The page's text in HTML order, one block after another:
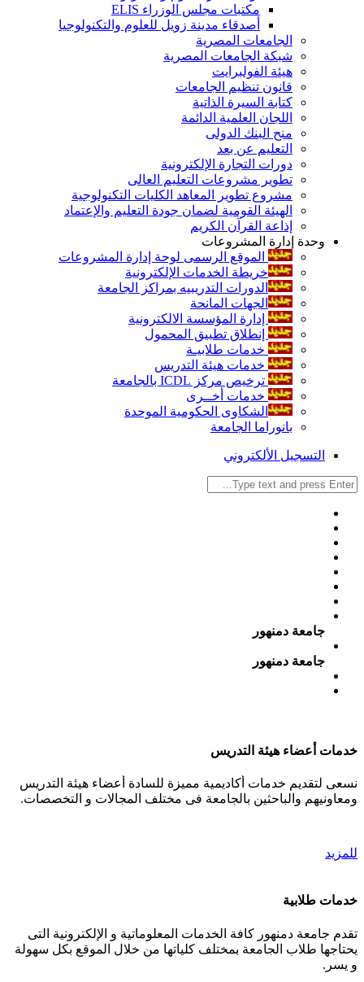
مكتبات مجلس الوزراء ELIS
أصدقاء مدينة زويل للعلوم والتكنولوجيا
الجامعات المصرية
شبكة الجامعات المصرية
هيئة الفولبرايت
قانون تنظيم الجامعات
كتابة السيرة الذاتية
اللجان العلمية الدائمة
منح البنك الدولى
التعليم عن بعد
دورات التجارة الإلكترونية
تطوير مشروعات التعليم العالى
مشروع تطوير المعاهد الكليات التكنولوجية
الهيئة القومية لضمان جودة التعليم والإعتماد
إذاعة القرآن الكريم
وحدة إدارة المشروعات
الموقع الرسمى لوحة إدارة المشروعات
خريطة الخدمات الإلكترونية
الدورات التدريبيه بمراكز الجامعة
الجهات المانحة
إدارة المؤسسة الالكترونية
إنطلاق تطبيق المحمول
خدمات طلابيـة
خدمات هيئة التدريس
ترخيص مركز ICDL بالجامعة
خدمات أخــرى
الشكاوى الحكومية الموحدة
بانوراما الجامعة
التسجيل الألكتروني
جامعة دمنهور
جامعة دمنهور
خدمات أعضاء هيئة التدريس
نسعى لتقديم خدمات أكاديمية مميزة للسادة أعضاء هيئة التدريس
ومعاونيهم والباحثين بالجامعة فى مختلف المجالات و التخصصات.
للمزيد
خدمات طلابية
تقدم جامعة دمنهور كافة الخدمات المعلوماتية و الإلكترونية التى
يحتاجها طلاب الجامعة بمختلف كلياتها من خلال الموقع بكل سهولة
و يسر.